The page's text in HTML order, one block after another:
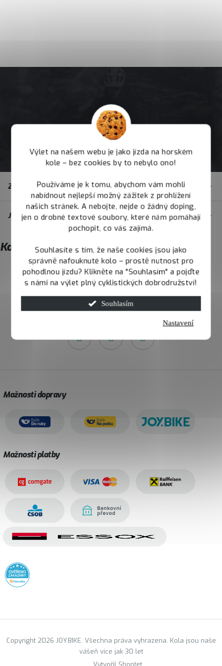
Výlet na našem webu je jako jízda na horském
kole – bez cookies by to nebylo ono!
Používáme je k tomu, abychom vám mohli
nabídnout nejlepší možný zážitek z prohlížení
našich stránek. A nebojte, nejde o žádný doping,
jen o drobné textové soubory, které nám pomáhají
pochopit, co vás zajímá.
Souhlasíte s tím, že naše cookies jsou jako
správně nafouknuté kolo – prostě nutnost pro
pohodlnou jízdu? Klikněte na "Souhlasím" a pojďte
s námi na výlet plný cyklistických dobrodružství!
Souhlasím
Nastavení
t
í
Zákaznický servis
JOY.BIKE
Kontakt
info@ joybike.cz
732 426 731
Možnosti dopravy
Možnosti platby
Vytvořil Shoptet
Copyright 2026 JOY.BIKE. Všechna práva vyhrazena. Kola jsou naše
vášeň více jak 30 let